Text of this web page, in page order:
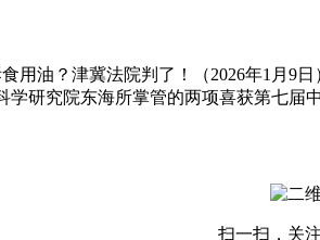
油？津冀法院判了！（2026年1月9日
研究院东海所掌管的两项喜获第七届
扫一扫，关